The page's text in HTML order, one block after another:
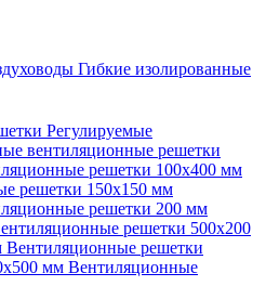
Гибкие изолированные
Регулируемые
вентиляционные решетки
решетки 100х400 мм
решетки 150х150 мм
решетки 200 мм
решетки 500х200
Вентиляционные решетки
мм Вентиляционные